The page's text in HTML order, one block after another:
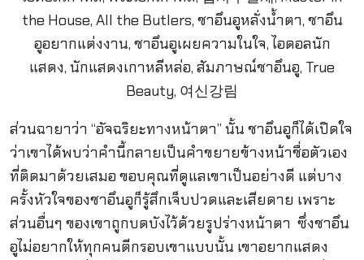
ส่วนฉายาว่า “อัจฉริยะทางหน้าตา” นั้น ชาอึนอูก็ได้เปิดใจ
ว่าเขาได้พบว่าคำนี้กลายเป็นคำขยายข้างหน้าชื่อตัวเอง
ที่ติดมาด้วยเสมอ ขอบคุณที่ดูแลเขาเป็นอย่างดี แต่บาง
ครั้งหัวใจของชาอึนอูก็รู้สึกเจ็บปวดและเสียดาย เพราะ
ส่วนอื่นๆ ของเขาถูกบดบังไว้ด้วยรูปร่างหน้าตา ซึ่งชาอึน
อูไม่อยากให้ทุกคนตีกรอบเขาแบบนั้น เขาอยากแสดง